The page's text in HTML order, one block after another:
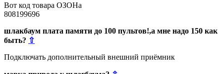
Вот код товара ОЗОНа
808199696
шлакбаум плата памяти до 100 пультов!,а мне надо 150 как
быть? ⇧
Подключать дополнительный внешний приёмник